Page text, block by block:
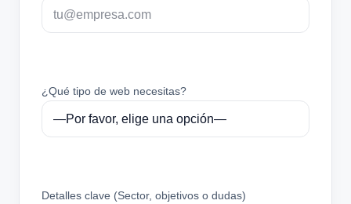
¿Qué tipo de web necesitas?
Detalles clave (Sector, objetivos o dudas)